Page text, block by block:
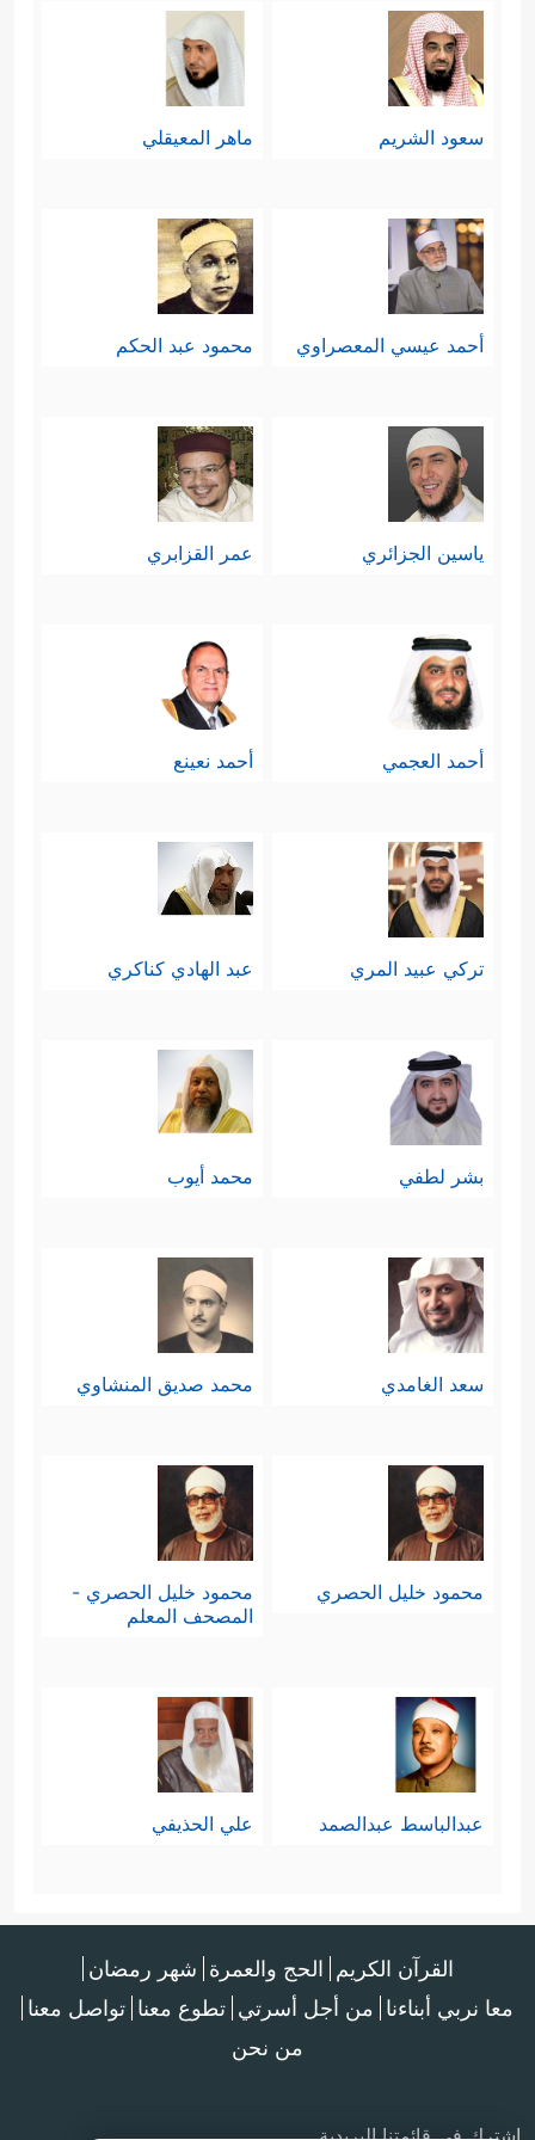
فَبِأَیِّ ءَالَاۤءِ رَبِّكَ تَتَمَارَىٰ
هَـٰذَا نَذِیرࣱ مِّنَ ٱلنُّذُرِ
ٱلۡأُولَىٰۤ﴿٥٦﴾ ﴿٥٧﴾
لَیۡسَ لَهَا مِن دُونِ
ٱللَّهِ كَاشِفَةٌ﴾
النهوض من غفلتهم ولهوهم ولعبهم، مبيّنًا
لهم طريق خلاصهم ونجاتهم، وما فيه
خيرهم وعِزُّهم﴿أَفَمِنۡ هَـٰذَا ٱلۡحَدِیثِ تَعۡجَبُونَ
﴿٥٩﴾
وَتَضۡحَكُونَ وَلَا تَبۡكُونَ﴿٦٠﴾
سَـٰمِدُونَ
فَٱسۡجُدُواْ لِلَّهِ وَٱعۡبُدُواْ ۩﴾
سعود الشريم ماهر المعيقلي
أحمد عيسي المعصراوي محمود عبد الحكم
ياسين الجزائري عمر القزابري
أحمد العجمي أحمد نعينع
تركي عبيد المري عبد الهادي كناكري
بشر لطفي محمد أيوب
سعد الغامدي محمد صديق المنشاوي
محمود خليل الحصري
محمود خليل الحصري -
المصحف المعلم
عبدالباسط عبدالصمد علي الحذيفي
القرآن الكريم الحج والعمرة شهر رمضان
معا نربي أبناءنا من أجل أسرتي تطوع معنا تواصل معنا
من نحن
اشترك في قائمتنا البريدية